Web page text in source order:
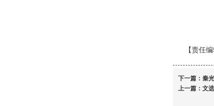
【责任
下一篇： 秦
上一篇： 文